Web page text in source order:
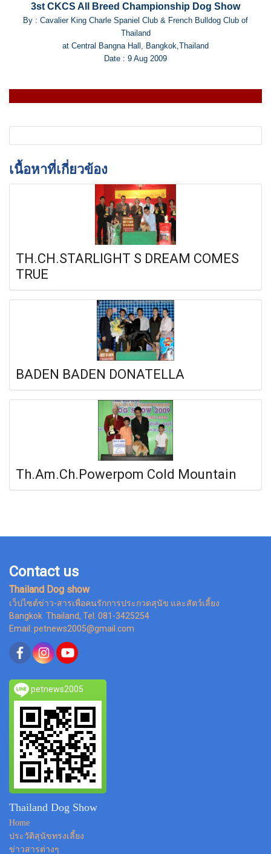
3st CKCS All Breed Championship Dog Show
By : Cavalier King Charle Spaniel Club & French Bulldog Club of
Thailand
at Central Bangna Hall, Bangkok,Thailand
Date : 9 Aug 2009
เนื้อหาที่เกี่ยวข้อง
TH.CH.STARLIGHT S DREAM COMES
TRUE
BADEN BADEN DONATELLA
Th.Am.Ch.Powerpom Cold Mountain
Contact us
Thailand Dog show
เว็ปไซต์ข่าว-สารเพื่อคนรักการประกวดสุนัข และสัตว์เลี้ยง
Bangkok Thailand, Tel. 081-3425254
Email: petnews2005@gmail.com
petnews2005
Thailand Dog Show
Home
ประวัติสุนัขทรงเลี้ยง
ข่าวสารต่างๆ